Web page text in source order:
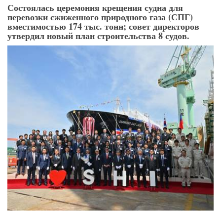
Состоялась церемония крещения судна для
перевозки сжиженного природного газа (СПГ)
вместимостью 174 тыс. тонн; совет директоров
утвердил новый план строительства 8 судов.